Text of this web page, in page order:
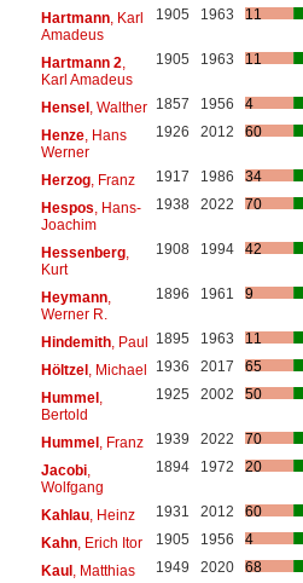
Hartmann, Karl
Amadeus
1905 1963 11
Hartmann 2
Karl Amadeus
1905 1963 11
Hensel, Walther 1857 1956
4
Henze, Hans
Werner
1926 2012 60
Herzog, Franz 1917 1986
34
Hespos , Hans-
Joachim
1938 2022 70
Hessenberg,
Kurt
1908 1994 42
Heymann,
Werner R.
1896 1961 9
Hindemith, Paul 1895 1963
11
Höltzel, Michael 1936 2017
65
Hummel,
Bertold
1925 2002 50
Hummel, Franz 1939 2022
70
Jacobi,
Wolfgang
1894 1972 20
Kahlau, Heinz 1931 2012
60
Kahn, Erich Itor 1905 1956
4
Kaul, Matthias 1949 2020
68